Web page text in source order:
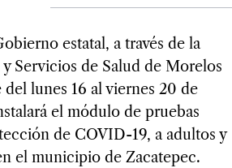
estatal, a través de la
Servicios de Salud de Morelos
lunes 16 al viernes 20 de
el módulo de pruebas
de COVID-19, a adultos y
el municipio de Zacatepec.